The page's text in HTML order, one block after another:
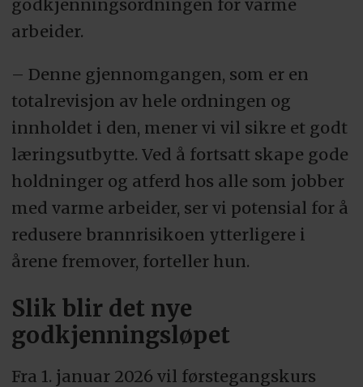
godkjenningsordningen for varme
arbeider.
– Denne gjennomgangen, som er en
totalrevisjon av hele ordningen og
innholdet i den, mener vi vil sikre et godt
læringsutbytte. Ved å fortsatt skape gode
holdninger og atferd hos alle som jobber
med varme arbeider, ser vi potensial for å
redusere brannrisikoen ytterligere i
årene fremover, forteller hun.
Slik blir det nye
godkjenningsløpet
Fra 1. januar 2026 vil førstegangskurs